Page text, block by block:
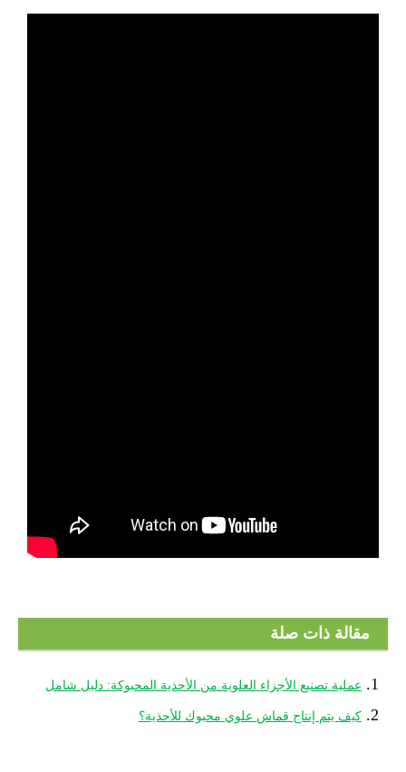
مقالة ذات صلة
1. عملية تصنيع الأجزاء العلوية من الأحذية المحبوكة: دليل شامل
2. كيف يتم إنتاج قماش علوي محبوك للأحذية؟